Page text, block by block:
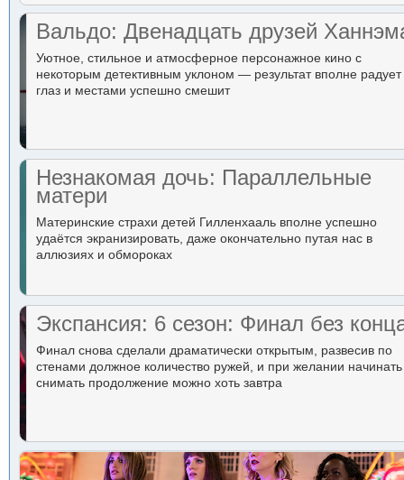
Вальдо: Двенадцать друзей
Уютное, стильное и атмосферное персонажное кино с
некоторым детективным уклоном — результат вполне радует
глаз и местами успешно смешит
Незнакомая дочь: Параллельные
матери
Материнские страхи детей Гилленхааль вполне успешно
удаётся экранизировать, даже окончательно путая нас в
аллюзиях и обмороках
Экспансия: 6 сезон: Финал без
Финал снова сделали драматически открытым, развесив по
стенами должное количество ружей, и при желании начинать
снимать продолжение можно хоть завтра